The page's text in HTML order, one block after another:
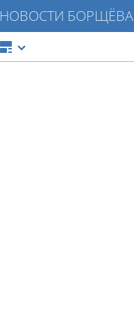
НОВОСТИ БОРЩЁВА